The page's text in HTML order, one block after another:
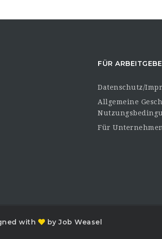
FÜR
Datenschutz/
Allgemeine
Für Unternehmen
with by Job Weasel